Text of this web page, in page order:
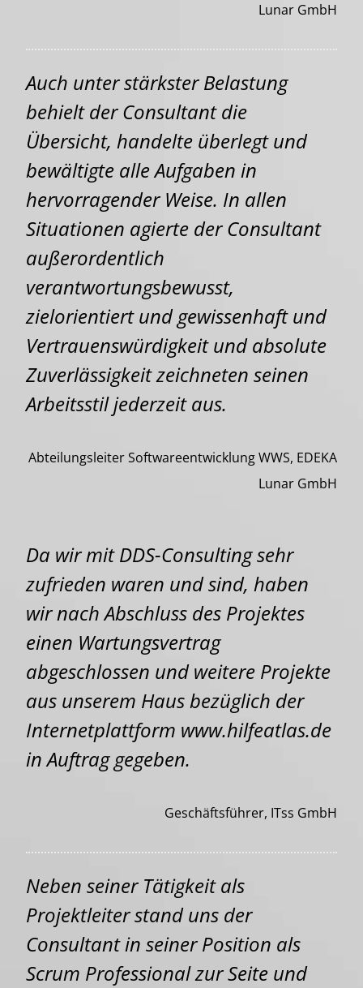
Lunar GmbH
Auch unter stärkster Belastung
behielt der Consultant die
Übersicht, handelte überlegt und
bewältigte alle Aufgaben in
hervorragender Weise. In allen
Situationen agierte der Consultant
außerordentlich
verantwortungsbewusst,
zielorientiert und gewissenhaft und
Vertrauenswürdigkeit und absolute
Zuverlässigkeit zeichneten seinen
Arbeitsstil jederzeit aus.
Abteilungsleiter Softwareentwicklung WWS, EDEKA
Lunar GmbH
Da wir mit DDS-Consulting sehr
zufrieden waren und sind, haben
wir nach Abschluss des Projektes
einen Wartungsvertrag
abgeschlossen und weitere Projekte
aus unserem Haus bezüglich der
Internetplattform www.hilfeatlas.de
in Auftrag gegeben.
Geschäftsführer, ITss GmbH
Neben seiner Tätigkeit als
Projektleiter stand uns der
Consultant in seiner Position als
Scrum Professional zur Seite und